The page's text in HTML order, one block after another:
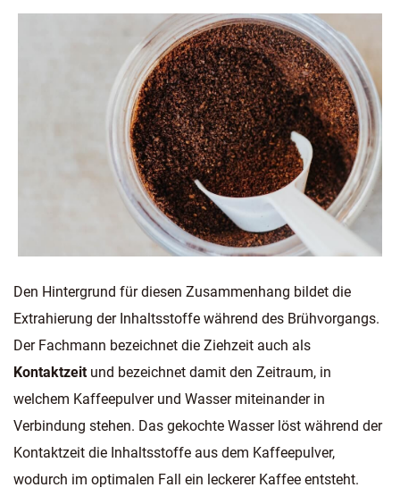
Den Hintergrund für diesen Zusammenhang bildet die
Extrahierung der Inhaltsstoffe während des Brühvorgangs.
Der Fachmann bezeichnet die Ziehzeit auch als
Kontaktzeit und bezeichnet damit den Zeitraum, in
welchem Kaffeepulver und Wasser miteinander in
Verbindung stehen. Das gekochte Wasser löst während der
Kontaktzeit die Inhaltsstoffe aus dem Kaffeepulver,
wodurch im optimalen Fall ein leckerer Kaffee entsteht.